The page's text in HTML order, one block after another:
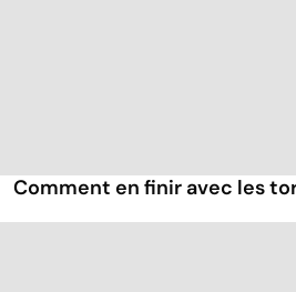
Comment en finir avec les